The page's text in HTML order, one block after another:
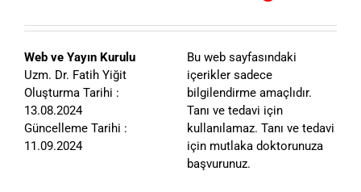
Web ve Yayın Kurulu
Uzm. Dr. Fatih Yiğit
Oluşturma Tarihi :
13.08.2024
Güncelleme Tarihi :
11.09.2024
Bu web sayfasındaki
içerikler sadece
bilgilendirme amaçlıdır.
Tanı ve tedavi için
kullanılamaz. Tanı ve tedavi
için mutlaka doktorunuza
başvurunuz.